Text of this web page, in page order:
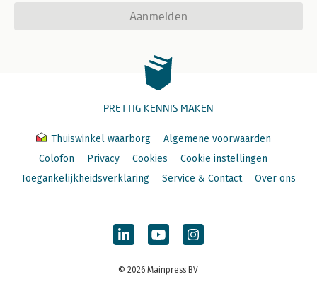
Aanmelden
PRETTIG KENNIS MAKEN
Thuiswinkel waarborg
Algemene voorwaarden
Colofon
Privacy Cookies
Cookie instellingen
Toegankelijkheidsverklaring
Service & Contact Over ons
© 2026 Mainpress BV